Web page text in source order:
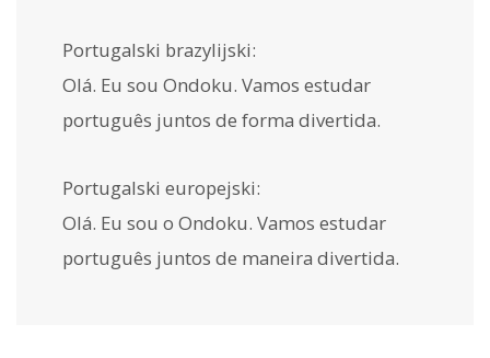
Portugalski brazylijski:
Olá. Eu sou Ondoku. Vamos estudar
português juntos de forma divertida.
Portugalski europejski:
Olá. Eu sou o Ondoku. Vamos estudar
português juntos de maneira divertida.